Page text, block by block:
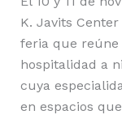
K. Javits
feria que
hospitalidad a
cuya
en espacios